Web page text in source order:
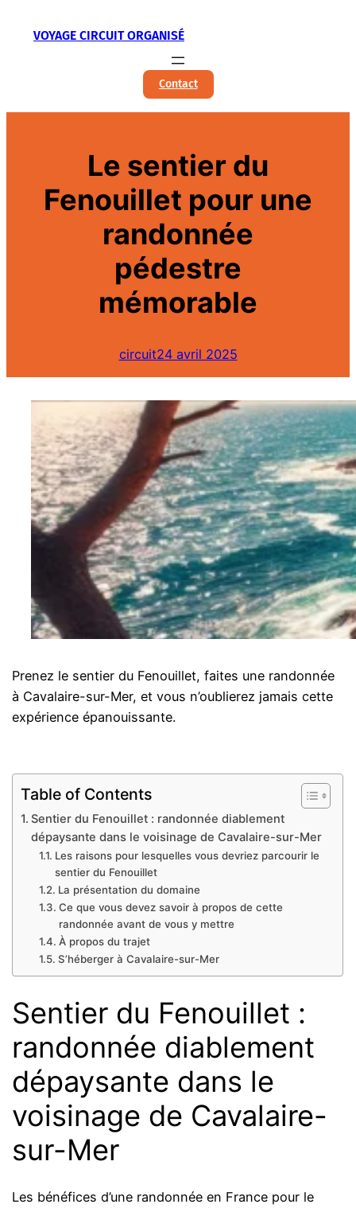
VOYAGE CIRCUIT ORGANISÉ
Contact
Le sentier du
Fenouillet pour une
randonnée
pédestre
mémorable
circuit24 avril 2025
Prenez le sentier du Fenouillet, faites une randonnée
à Cavalaire-sur-Mer, et vous n’oublierez jamais cette
expérience épanouissante.
Table of Contents
Sentier du Fenouillet : randonnée diablement
dépaysante dans le voisinage de Cavalaire-sur-Mer
Les raisons pour lesquelles vous devriez parcourir le
sentier du Fenouillet
La présentation du domaine
Ce que vous devez savoir à propos de cette
randonnée avant de vous y mettre
À propos du trajet
S’héberger à Cavalaire-sur-Mer
Sentier du Fenouillet :
randonnée diablement
dépaysante dans le
voisinage de Cavalaire-
sur-Mer
Les bénéfices d’une randonnée en France pour le